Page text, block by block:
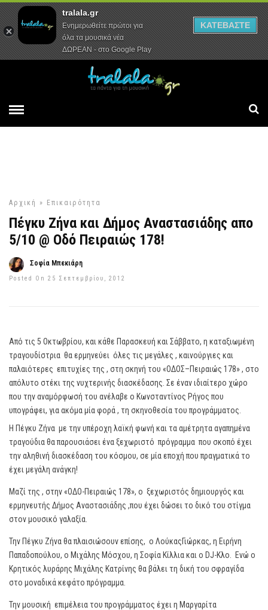
Αρχική Συνεντεύξεις Ρεπορτάζ
Αρχική » Επικαιρότητα
Πέγκυ Ζήνα και Δήμος Αναστασιάδης απο
5/10 @ Οδό Πειραιώς 178!
Σοφία Μπεκιάρη
Posted On 25 Σεπτεμβρίου, 2012
Από τις 5 Οκτωβρίου, και κάθε Παρασκευή και Σάββατο, η καταξιωμένη
τραγουδίστρια θα ερμηνεύει όλες τις μεγάλες , καινούργιες και
παλαιότερες επιτυχίες της , στη σκηνή του «ΟΔΟΣ–Πειραιώς 178» , στο
απόλυτο στέκι της νυχτερινής διασκέδασης. Σε έναν ιδιαίτερο χώρο
που την αναμόρφωσή του ανέλαβε ο Κωνσταντίνος Ρήγος που
υπογράφει, για ακόμα μία φορά , τη σκηνοθεσία του προγράμματος.
Η Πέγκυ Ζήνα με την υπέροχη λαϊκή φωνή και τα αμέτρητα αγαπημένα
τραγούδια θα παρουσιάσει ένα ξεχωριστό πρόγραμμα που σκοπό έχει
την αληθινή διασκέδαση του κόσμου, σε μία εποχή που πραγματικά το
έχει μεγάλη ανάγκη!
Μαζί της , στην «ΟΔΟ-Πειραιώς 178», ο ξεχωριστός δημιουργός και
ερμηνευτής Δήμος Αναστασιάδης ,που έχει δώσει το δικό του στίγμα
στον μουσικό γαλαξία.
Την Πέγκυ Ζήνα θα πλαισιώσουν επίσης, ο ΛούκαςΓιώρκας, η Ειρήνη
Παπαδοπούλου, ο Μιχάλης Μόσχου, η Σοφία Κίλλια και ο DJ-Κλο. Ενώ ο
Κρητικός λυράρης Μιχάλης Κατρίνης θα βάλει τη δική του σφραγίδα
στο μοναδικά κεφάτο πρόγραμμα.
Την μουσική επιμέλεια του προγράμματος έχει η Μαργαρίτα
tralala.gr
Ενημερωθείτε πρώτοι για
όλα τα μουσικά νέα
ΔΩΡΕΑΝ - στο Google Play
ΚΑΤΕΒΑΣΤΕ